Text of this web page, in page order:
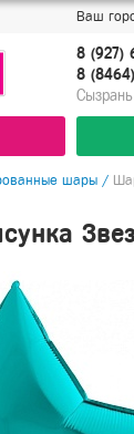
Ваш
8 (927)
8
Cызрань
шары /